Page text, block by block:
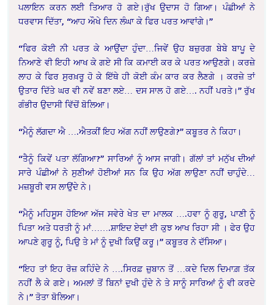
ਪਲਾਇਨ ਕਰਨ ਲਈ ਤਿਆਰ ਹੋ ਗਏ।ਰੁੱਖ ਉਦਾਸ ਹੋ ਗਿਆ। ਪੰਛੀਆਂ ਨੇ
ਧਰਵਾਸ ਦਿੱਤਾ, “ਆਹ ਔਖੇ ਦਿਨ ਲੰਘਾ ਕੇ ਫਿਰ ਪਰਤ ਆਵਾਂਗੇ।”
“ਫਿਰ ਕੋਈ ਨੀ ਪਰਤ ਕੇ ਆਉਂਦਾ ਹੁੰਦਾ…ਜਿਵੇਂ ਉਹ ਬਜ਼ੁਰਗ ਬੇਬੇ ਬਾਪੂ ਦੇ
ਨਿਆਣੇ ਵੀ ਇਹੀ ਆਖ ਕੇ ਗਏ ਸੀ ਕਿ ਕਮਾਈ ਕਰ ਕੇ ਪਰਤ ਆਉਣਗੇ। ਕਰਜ਼ੇ
ਲਾਹ ਕੇ ਫਿਰ ਸੁਰਖ਼ਰੂ ਹੋ ਕੇ ਇੱਥੇ ਹੀ ਕੋਈ ਕੰਮ ਕਾਰ ਕਰ ਲੈਣਗੇ । ਕਰਜ਼ੇ ਤਾਂ
ਉਤਾਰ ਦਿੱਤੇ ਘਰ ਵੀ ਨਵੇਂ ਬਣਾ ਲਏ… ਦਸ ਸਾਲ ਹੋ ਗਏ…. ਨਹੀਂ ਪਰਤੇ।” ਰੁੱਖ
ਗੰਭੀਰ ਉਦਾਸੀ ਵਿੱਚੋਂ ਬੋਲਿਆ।
“ਮੈਨੂੰ ਲੱਗਦਾ ਐ ….ਐਤਕੀਂ ਇਹ ਅੱਗ ਨਹੀਂ ਲਾਉਣਗੇ?” ਕਬੂਤਰ ਨੇ ਕਿਹਾ।
“ਤੈਨੂੰ ਕਿਵੇਂ ਪਤਾ ਲੱਗਿਆ?” ਸਾਰਿਆਂ ਨੂੰ ਆਸ ਜਾਗੀ। ਗੱਲਾਂ ਤਾਂ ਮਨੁੱਖ ਦੀਆਂ
ਸਾਰੇ ਪੰਛੀਆਂ ਨੇ ਸੁਣੀਆਂ ਹੋਈਆਂ ਸਨ ਕਿ ਉਹ ਅੱਗ ਲਾਉਣਾ ਨਹੀਂ ਚਾਹੁੰਦੇ…
ਮਜ਼ਬੂਰੀ ਵਸ ਲਾਉਂਦੇ ਨੇ।
“ਮੈਨੂੰ ਮਹਿਸੂਸ ਹੋਇਆ ਅੱਜ ਸਵੇਰੇ ਖੇਤ ਦਾ ਮਾਲਕ ….ਹਵਾ ਨੂੰ ਗੁਰੂ, ਪਾਣੀ ਨੂੰ
ਪਿਤਾ ਅਤੇ ਧਰਤੀ ਨੂੰ ਮਾਂ…….ਸ਼ਾਇਦ ਏਦਾਂ ਈ ਕੁਝ ਆਖ ਰਿਹਾ ਸੀ । ਫੇਰ ਉਹ
ਆਪਣੇ ਗੁਰੂ ਨੂੰ, ਪਿਉ ਤੇ ਮਾਂ ਨੂੰ ਦੁਖੀ ਕਿਉਂ ਕਰੂ।” ਕਬੂਤਰ ਨੇ ਦੱਸਿਆ।
“ਇਹ ਤਾਂ ਇਹ ਰੋਜ਼ ਕਹਿੰਦੇ ਨੇ ….ਸਿਰਫ਼ ਜ਼ੁਬਾਨ ਤੋਂ …ਕਦੇ ਦਿਲ ਦਿਮਾਗ਼ ਤੱਕ
ਨਹੀਂ ਲੈ ਕੇ ਗਏ। ਅਮਲਾਂ ਤੋਂ ਬਿਨਾਂ ਦੁਖੀ ਹੁੰਦੇ ਨੇ ਤੇ ਸਾਨੂੰ ਸਾਰਿਆਂ ਨੂੰ ਵੀ ਕਰਦੇ
ਨੇ।” ਤੋਤਾ ਬੋਲਿਆ।